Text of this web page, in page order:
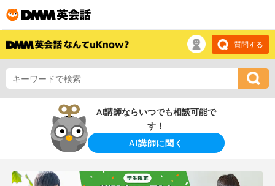
質問する
AI講師ならいつでも相談可能で
す！
AI講師に聞く